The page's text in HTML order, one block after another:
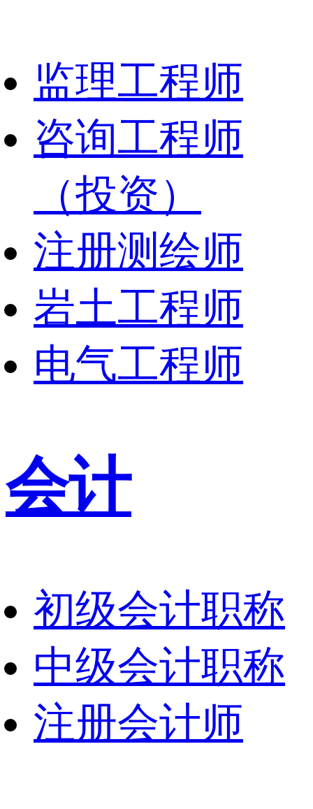
监理工程师
咨询工程师
（投资）
注册测绘师
岩土工程师
电气工程师
会计
初级会计职称
中级会计职称
注册会计师